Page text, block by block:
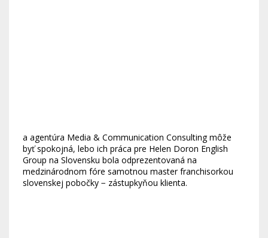
a agentúra Media & Communication Consulting môže
byť spokojná, lebo ich práca pre Helen Doron English
Group na Slovensku bola odprezentovaná na
medzinárodnom fóre samotnou master franchisorkou
slovenskej pobočky − zástupkyňou klienta.